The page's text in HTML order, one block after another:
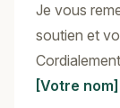
Je vous
soutien et
[Votre nom]